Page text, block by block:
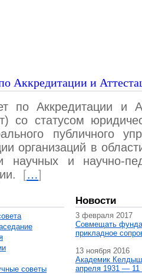
Аккредитации и
по Аккредитации и
со статусом
публичного
организаций в
научных и научно-
[…]
советы
Новости
3 февраля 2017
Совмещать
прикладное
13 ноября 2016
Академик
апреля 1931 — 11